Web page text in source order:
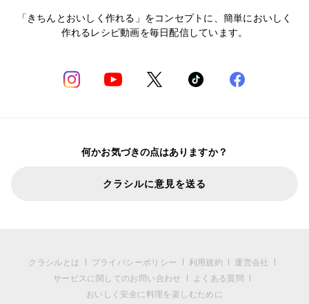
「きちんとおいしく作れる」をコンセプトに、簡単においしく
作れるレシピ動画を毎日配信しています。
何かお気づきの点はありますか？
クラシルに意見を送る
クラシルとは プライバシーポリシー 利用規約
運営会社
サービスに関してのお問い合わせ
よくある質問
おいしく安全に料理を楽しむために